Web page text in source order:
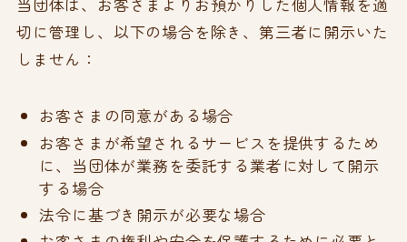
切に管理し、以下の場合を除き、第三者に開示いた
しません：
お客さまの同意がある場合
お客さまが希望されるサービスを提供するため
に、当団体が業務を委託する業者に対して開示
する場合
法令に基づき開示が必要な場合